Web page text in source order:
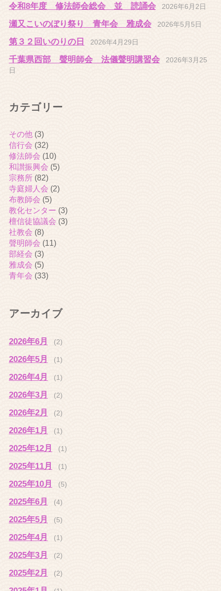
令和8年度 修法師会総会 並 読誦会 2026年6月2日
瀬又こいのぼり祭り 青年会 雅成会 2026年5月5日
第３２回いのりの日 2026年4月29日
千葉県西部 聲明師会 法儀聲明講習会
2026年3月25
日
カテゴリー
その他(3)
信行会 (32)
修法師会 (10)
和讃振興会 (5)
宗務所(82)
寺庭婦人会 (2)
布教師会 (5)
教化センター (3)
檀信徒協議会 (3)
社教会 (8)
聲明師会 (11)
部経会 (3)
雅成会 (5)
青年会 (33)
アーカイブ
2026年6月 (2)
2026年5月 (1)
2026年4月 (1)
2026年3月 (2)
2026年2月 (2)
2026年1月 (1)
2025年12月 (1)
2025年11月 (1)
2025年10月 (5)
2025年6月 (4)
2025年5月 (5)
2025年4月 (1)
2025年3月 (2)
2025年2月 (2)